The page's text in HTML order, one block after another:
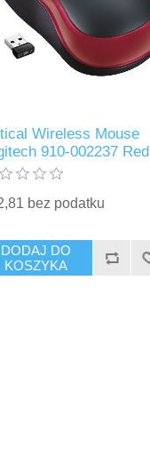
Wireless Mouse
910-002237 Red
bez podatku
DODAJ DO
KOSZYKA